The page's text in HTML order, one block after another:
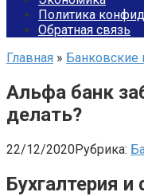
Политика
Обратная связь
Главная » Банковские
Альфа банк
делать?
22/12/2020Рубрика:
Бухгалтерия